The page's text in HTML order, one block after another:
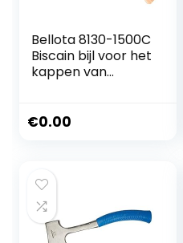
Bellota 8130-1500C
Biscain bijl voor het
kappen van
voor het snijden
handvat
€0.00